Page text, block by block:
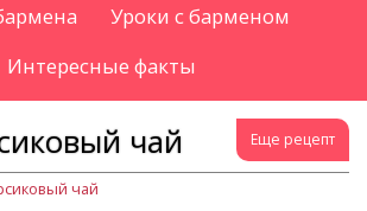
Уроки с барменом
Интересные факты
Еще рецепт
чай
чай